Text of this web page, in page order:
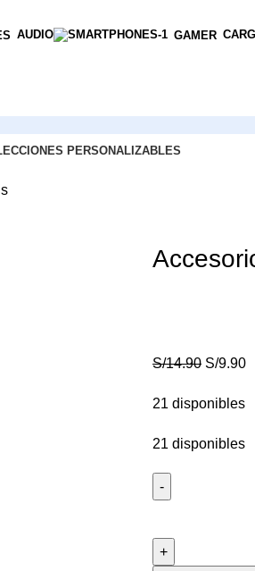
AUDIO GAMER
PERSONALIZABLES
S/14.90 S/9.90
21 disponibles
21 disponibles